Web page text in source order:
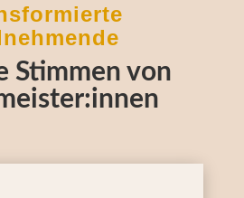
Stimmen von